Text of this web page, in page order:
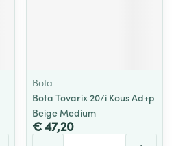
Bota
Bota Tovarix 20/i Kous Ad+p
Beige Medium
€ 47,20